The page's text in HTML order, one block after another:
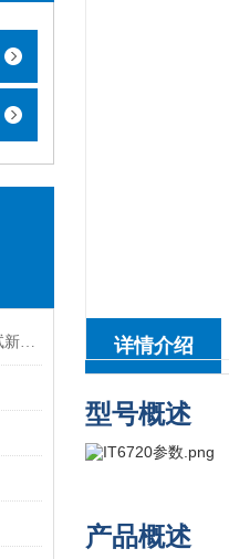
双向电源开启能源“循环利用”的测试新纪元 详情介绍
型号概述
产品概述